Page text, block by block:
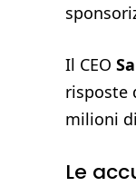
Il CEO
risposte
milioni
Le